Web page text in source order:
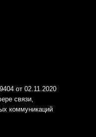
от 02.11.2020
связи,
коммуникаций